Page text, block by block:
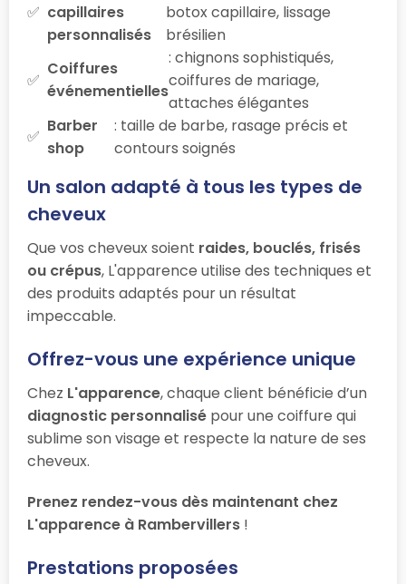
capillaires
personnalisés
botox capillaire, lissage
brésilien
Coiffures
événementielles
: chignons sophistiqués,
coiffures de mariage,
attaches élégantes
Barber
shop
: taille de barbe, rasage précis et
contours soignés
Un salon adapté à tous les types de
cheveux
Que vos cheveux soient raides, bouclés, frisés
ou crépus, L'apparence utilise des techniques et
des produits adaptés pour un résultat
impeccable.
Offrez-vous une expérience unique
Chez L'apparence, chaque client bénéficie d’un
diagnostic personnalisé pour une coiffure qui
sublime son visage et respecte la nature de ses
cheveux.
Prenez rendez-vous dès maintenant chez
L'apparence à Rambervillers !
Prestations proposées